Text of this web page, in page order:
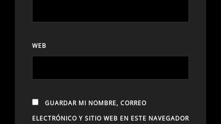
WEB
GUARDAR MI NOMBRE, CORREO
ELECTRÓNICO Y SITIO WEB EN ESTE NAVEGADOR